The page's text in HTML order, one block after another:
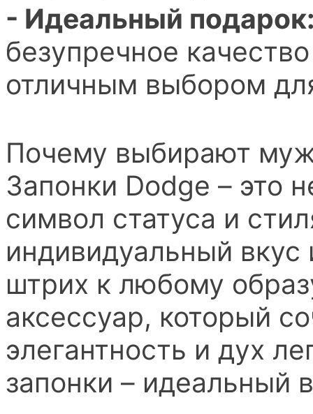
- Идеальный
безупречное
отличным выбором
Почему выбирают
Запонки Dodge – это
символ статуса и
индивидуальный
штрих к любому
аксессуар, который
элегантность и дух
запонки – идеальный